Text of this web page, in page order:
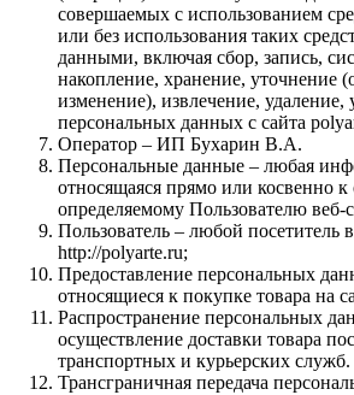
совершаемых с использованием
или без использования таких
данными, включая сбор, запись,
накопление, хранение, уточнение
изменение), извлечение,
персональных данных с сайта
Оператор – ИП Бухарин В.А.
Персональные данные – любая
относящаяся прямо или косвенно
определяемому Пользователю веб-
Пользователь – любой посетитель
http://polyarte.ru;
Предоставление персональных
относящиеся к покупке товара на
Распространение персональных
осуществление доставки товара
транспортных и курьерских служб.
Трансграничная передача